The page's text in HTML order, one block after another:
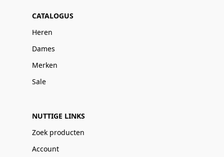
CATALOGUS
Heren
Dames
Merken
Sale
NUTTIGE LINKS
Zoek producten
Account